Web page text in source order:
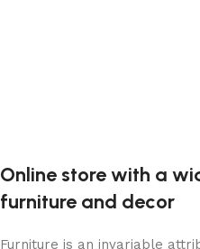
Online store with a
furniture and decor
Furniture is an invariable